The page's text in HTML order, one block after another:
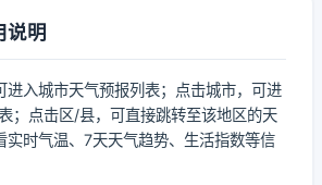
说明
进入城市天气预报列表；点击城市，可进
；点击区/县，可直接跳转至该地区的天
实时气温、7天天气趋势、生活指数等信